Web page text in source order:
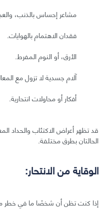
مشاعر إحساس بالذنب،
فقدان الاهتمام بالهوايات.
الأرق، أو النوم المفرط.
آلام جسدية لا تزول مع
أفكار أو محاولات انتحارية.
قد تظهر أعراض الاكتئاب والحداد
الحالتان بطرق مختلفة.
الوقاية من الانتحار:
إذا كنت تظن أن شخصًا ما في خطر